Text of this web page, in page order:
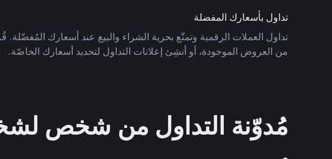
تداول بأسعارك المفضلة
تداول العملات الرقمية وتمتّع بحرية الشراء والبيع عند أسعارك المُفضّلة.
من العروض الموجودة، أو أنشِئ إعلانات التداول لتحديد أسعارك الخاصّة.
مُدوّنة التداول من شخص